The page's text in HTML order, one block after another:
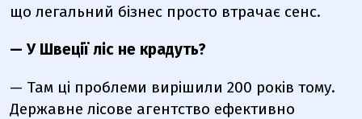
що легальний бізнес просто втрачає сенс.
— У Швеції ліс не крадуть?
— Там ці проблеми вирішили 200 років тому.
Державне лісове агентство ефективно